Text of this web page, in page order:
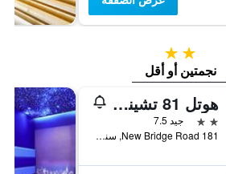
2 نجمتين
نجمتين أو أقل
هوتل 81 تشيناتاون
2 نجمتين
جيد 7.5
181 New Bridge Road, سنغافورة, سنغافورة